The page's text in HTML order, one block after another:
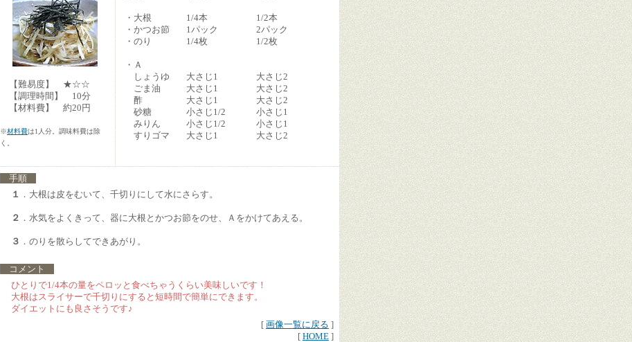
【難易度】 ★☆☆
【調理時間】 10分
【材料費】 約20円
※材料費は1人分。調味料費は除
く。
・大根
・かつお節
・のり
・Ａ
しょうゆ
ごま油
酢
砂糖
みりん
すりゴマ
1/4本
1パック
1/4枚
大さじ1
大さじ1
大さじ1
小さじ1/2
小さじ1/2
大さじ1
1/2本
2パック
1/2枚
大さじ2
大さじ2
大さじ2
小さじ1
小さじ1
大さじ2
手順
１ ．大根は皮をむいて、千切りにして水にさらす。
２ ．水気をよくきって、器に大根とかつお節をのせ、Ａをかけてあえる。
３ ．のりを散らしてできあがり。
コメント
ひとりで1/4本の量をペロッと食べちゃうくらい美味しいです！
大根はスライサーで千切りにすると短時間で簡単にできます。
ダイエットにも良さそうです♪
[ 画像一覧に戻る ]
[ HOME ]